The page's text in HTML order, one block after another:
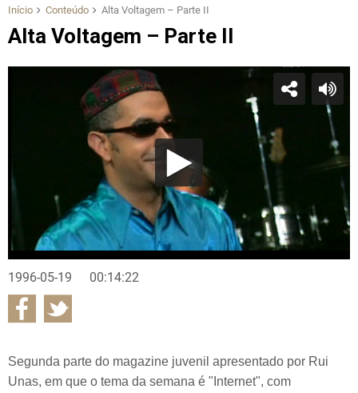
Início Conteúdo Alta Voltagem – Parte II
Alta Voltagem – Parte II
1996-05-19 00:14:22
Segunda parte do magazine juvenil apresentado por Rui
Unas, em que o tema da semana é "Internet", com